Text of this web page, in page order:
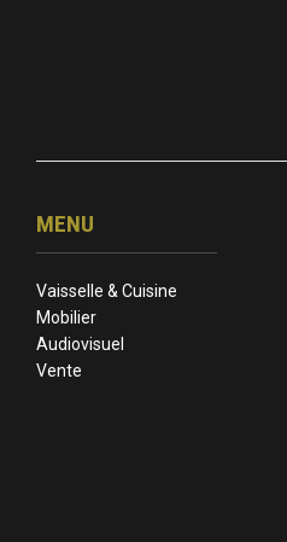
MENU
Vaisselle & Cuisine
Mobilier
Audiovisuel
Vente